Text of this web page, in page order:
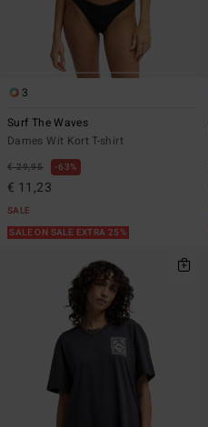
3
Surf The Waves
Dames Wit Kort T-shirt
€ 29,95 63%
€ 11,23
SALE
SALE ON SALE EXTRA 25%